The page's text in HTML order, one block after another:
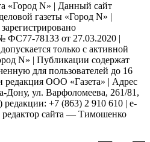
«Город N» | Данный сайт
газеты «Город N» |
ФС77-78133 от 27.03.2020 |
только с активной
N» | Публикации содержат
для пользователей до 16
редакция ООО «Газета» | Адрес
Дону, ул. Варфоломеева, 261/81,
+7 (863) 2 910 610 | e-
сайта — Тимошенко